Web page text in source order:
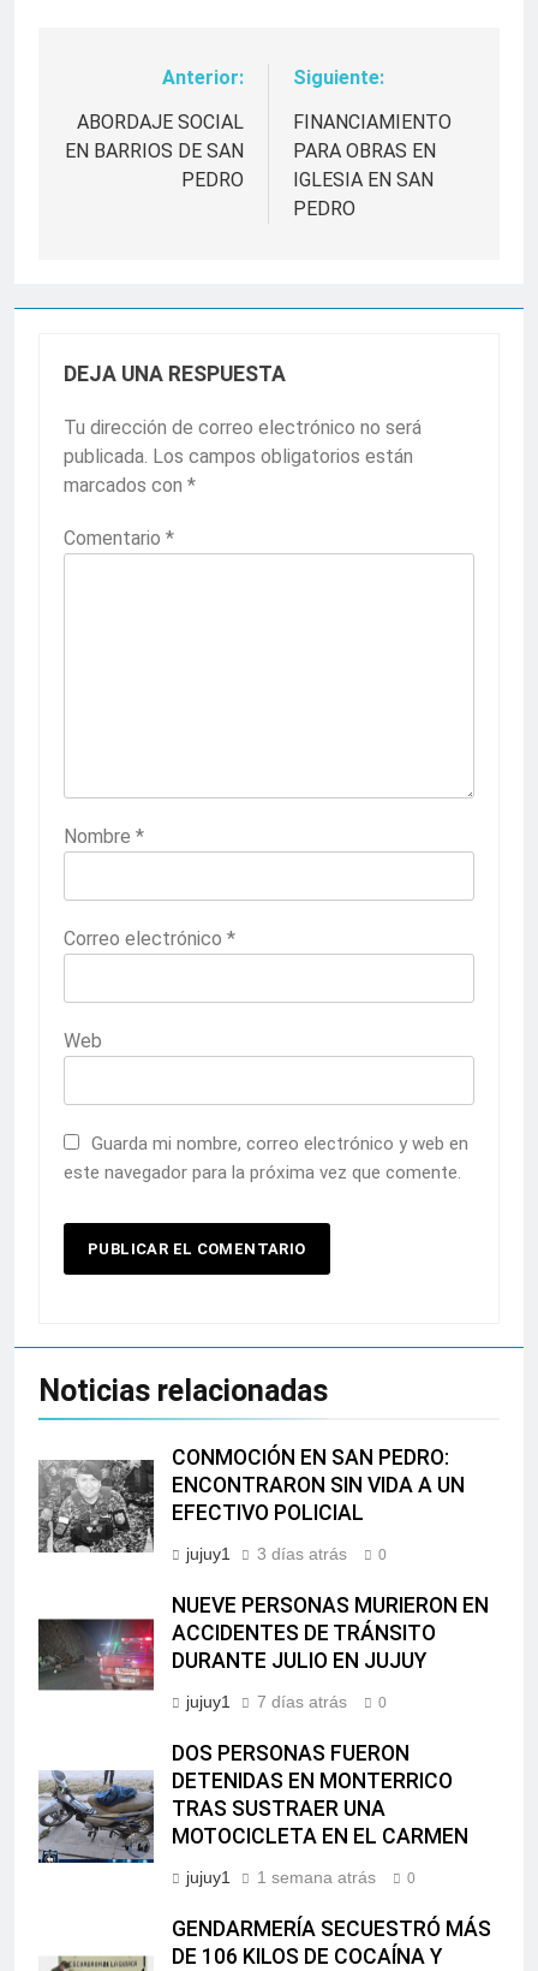
Navegación
de
Anterior:
ABORDAJE SOCIAL
EN BARRIOS DE SAN
PEDRO
Siguiente:
FINANCIAMIENTO
PARA OBRAS EN
IGLESIA EN SAN
PEDRO
DEJA UNA RESPUESTA
Tu dirección de correo electrónico no será
publicada. Los campos obligatorios están
marcados con *
Comentario *
Nombre *
Correo electrónico *
Web
Guarda mi nombre, correo electrónico y web en
este navegador para la próxima vez que comente.
Noticias relacionadas
CONMOCIÓN EN SAN PEDRO:
ENCONTRARON SIN VIDA A UN
EFECTIVO POLICIAL
jujuy1 3 días atrás 0
NUEVE PERSONAS MURIERON EN
ACCIDENTES DE TRÁNSITO
DURANTE JULIO EN JUJUY
jujuy1 7 días atrás 0
DOS PERSONAS FUERON
DETENIDAS EN MONTERRICO
TRAS SUSTRAER UNA
MOTOCICLETA EN EL CARMEN
jujuy1 1 semana atrás 0
GENDARMERÍA SECUESTRÓ MÁS
DE 106 KILOS DE COCAÍNA Y